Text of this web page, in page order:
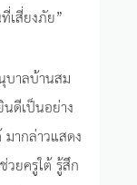
เสี่ยงภัย”
บาลบ้านสม
ดีเป็นอย่าง
ากล่าวแสดง
วยครูใต้ รู้สึก